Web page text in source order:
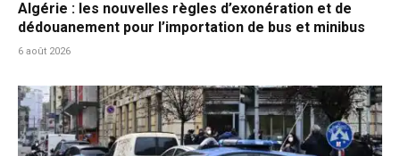
Algérie : les nouvelles règles d’exonération et de
dédouanement pour l’importation de bus et minibus
6 août 2026